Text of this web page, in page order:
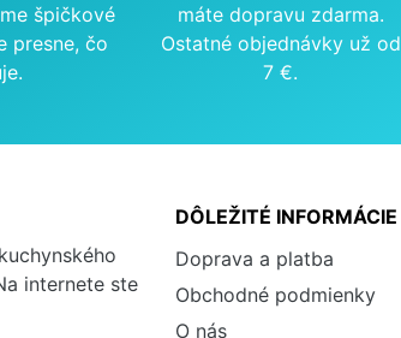
špičkové
presne, čo
máte dopravu zdarma.
Ostatné objednávky už od
7 €.
internete ste
DÔLEŽITÉ INFORMÁCIE
Doprava a platba
Obchodné podmienky
O nás